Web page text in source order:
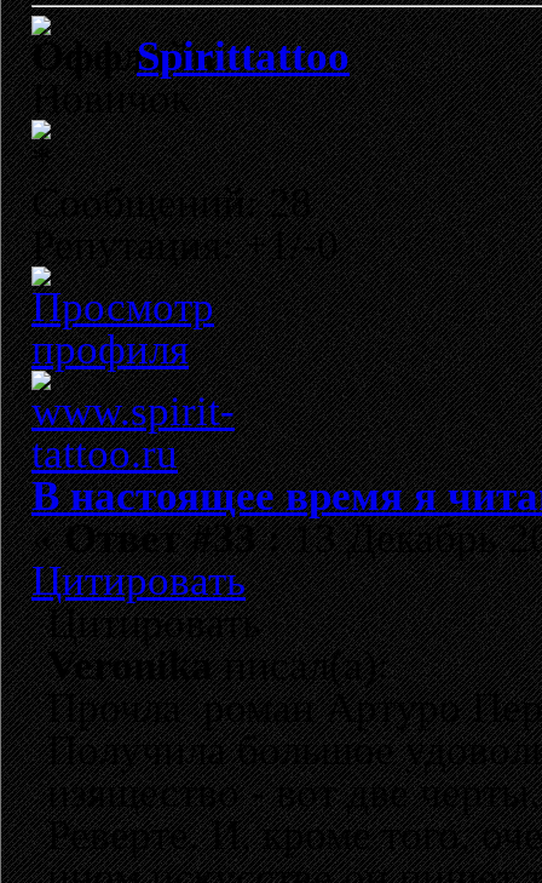
Spirittattoo
Новичок
Сообщений: 28
Репутация: +1/-0
В настоящее время я
«Ответ #33 :13 Декабрь
Цитировать
Цитировать
Veronikaписал(а):
Прочла роман Артуро
Получила большое
изящество - вот две
Реверте. И, кроме того,